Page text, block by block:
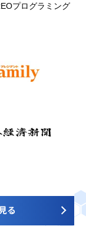
プログラミング
る